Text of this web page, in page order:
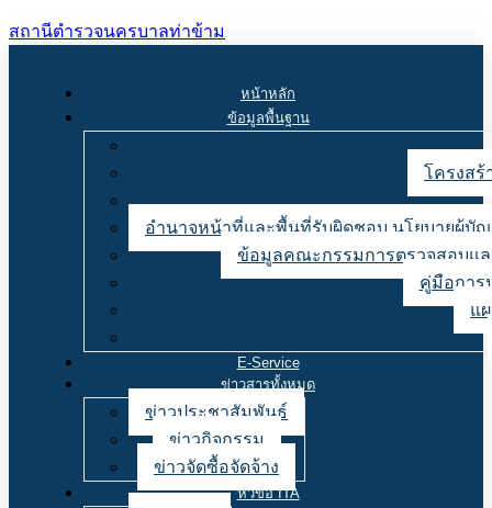
สถานีตำรวจนครบาลท่าข้าม
หน้าหลัก
ข้อมูลพื้นฐาน
โครงสร้
อำนาจหน้าที่และพื้นที่รับผิดชอบ นโยบายผู้บั
ข้อมูลคณะกรรมการตรวจสอบแล
คู่มือการ
แ
E-Service
ข่าวสารทั้งหมด
ข่าวประชาสัมพันธ์
ข่าวกิจกรรม
ข่าวจัดซื้อจัดจ้าง
หัวข้อ ITA